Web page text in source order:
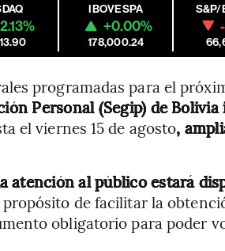
IBOVESPA
+0.00%
178,000.24
S&P/
programadas para el
Personal (Segip) de
el viernes 15 de agosto,
atención al público estará
de facilitar la
obligatorio para poder